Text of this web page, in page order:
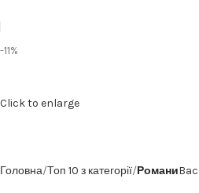
-11%
Click to enlarge
Головна Топ 10 з категорії Романи